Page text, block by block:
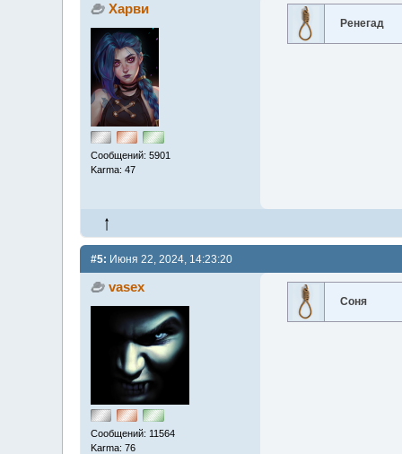
Харви
Сообщений: 5901
Karma: 47
Ренегад
#5: Июня 22, 2024, 14:23:20
vasex
Сообщений: 11564
Karma: 76
Соня